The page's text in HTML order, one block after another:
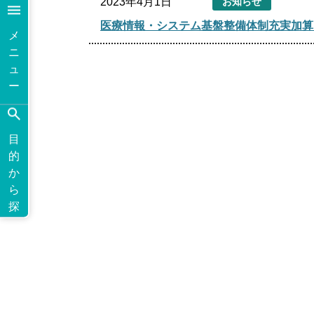
医療情報・システム基盤整備体制充実加
メ
ニ
ュ
ー
目
的
か
ら
探